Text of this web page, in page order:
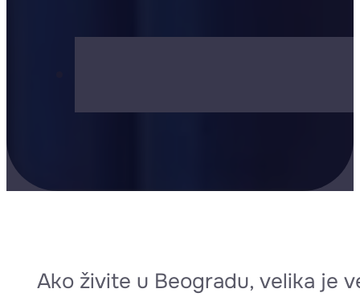
Ako živite u Beogradu, velika je